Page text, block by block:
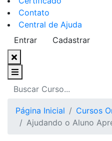
Contato
Central de Ajuda
Entrar
Cadastrar
Página Inicial
Cursos
Ajudando o Aluno